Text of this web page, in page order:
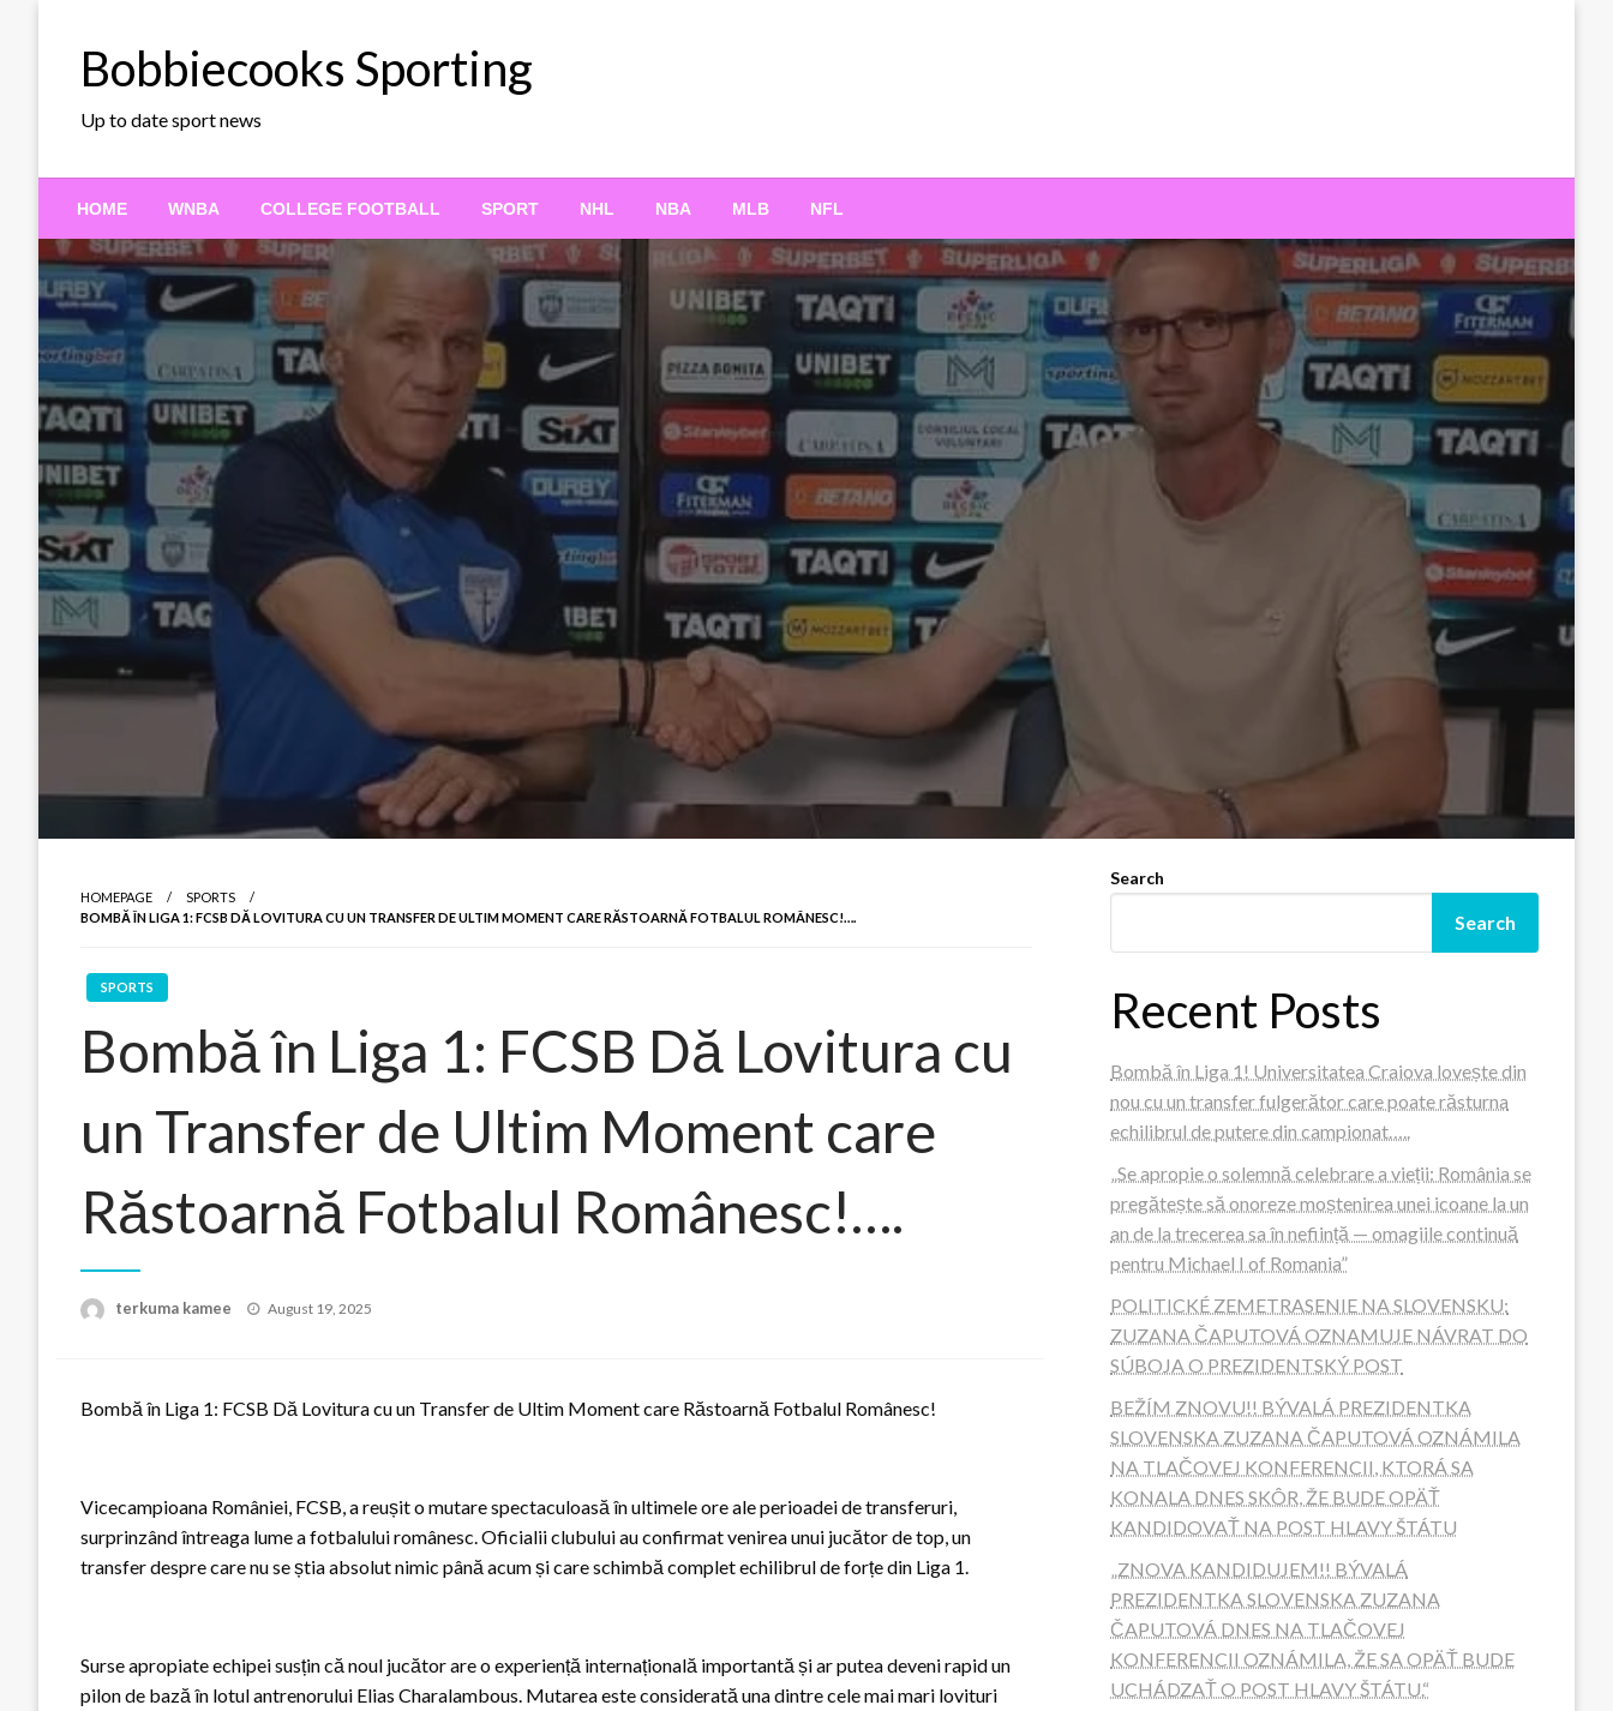
Bobbiecooks Sporting
Up to date sport news
HOME WNBA COLLEGE FOOTBALL SPORT NHL NBA MLB NFL
HOMEPAGE
SPORTS
BOMBĂ ÎN LIGA 1: FCSB DĂ LOVITURA CU UN TRANSFER DE ULTIM MOMENT CARE RĂSTOARNĂ FOTBALUL ROMÂNESC!….
SPORTS
Bombă în Liga 1: FCSB Dă Lovitura cu
un Transfer de Ultim Moment care
Răstoarnă Fotbalul Românesc!….
terkuma kamee
Posted
August 19, 2025
Bombă în Liga 1: FCSB Dă Lovitura cu un Transfer de Ultim Moment care Răstoarnă Fotbalul Românesc!
Vicecampioana României, FCSB, a reușit o mutare spectaculoasă în ultimele ore ale perioadei de transferuri,
surprinzând întreaga lume a fotbalului românesc. Oficialii clubului au confirmat venirea unui jucător de top, un
transfer despre care nu se știa absolut nimic până acum și care schimbă complet echilibrul de forțe din Liga 1.
Surse apropiate echipei susțin că noul jucător are o experiență internațională importantă și ar putea deveni rapid un
pilon de bază în lotul antrenorului Elias Charalambous. Mutarea este considerată una dintre cele mai mari lovituri
Search
Search
Recent Posts
Bombă în Liga 1! Universitatea Craiova lovește din
nou cu un transfer fulgerător care poate răsturna
echilibrul de putere din campionat…..
„Se apropie o solemnă celebrare a vieții: România se
pregătește să onoreze moștenirea unei icoane la un
an de la trecerea sa în neființă — omagiile continuă
pentru Michael I of Romania”
POLITICKÉ ZEMETRASENIE NA SLOVENSKU:
ZUZANA ČAPUTOVÁ OZNAMUJE NÁVRAT DO
SÚBOJA O PREZIDENTSKÝ POST
BEŽÍM ZNOVU!! BÝVALÁ PREZIDENTKA
SLOVENSKA ZUZANA ČAPUTOVÁ OZNÁMILA
NA TLAČOVEJ KONFERENCII, KTORÁ SA
KONALA DNES SKÔR, ŽE BUDE OPÄŤ
KANDIDOVAŤ NA POST HLAVY ŠTÁTU
„ZNOVA KANDIDUJEM!! BÝVALÁ
PREZIDENTKA SLOVENSKA ZUZANA
ČAPUTOVÁ DNES NA TLAČOVEJ
KONFERENCII OZNÁMILA, ŽE SA OPÄŤ BUDE
UCHÁDZAŤ O POST HLAVY ŠTÁTU.“